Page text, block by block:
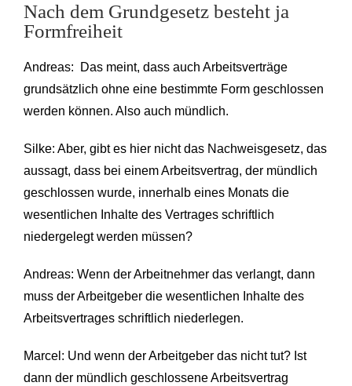
Nach dem Grundgesetz besteht ja
Formfreiheit
Andreas: Das meint, dass auch Arbeitsverträge
grundsätzlich ohne eine bestimmte Form geschlossen
werden können. Also auch mündlich.
Silke: Aber, gibt es hier nicht das Nachweisgesetz, das
aussagt, dass bei einem Arbeitsvertrag, der mündlich
geschlossen wurde, innerhalb eines Monats die
wesentlichen Inhalte des Vertrages schriftlich
niedergelegt werden müssen?
Andreas: Wenn der Arbeitnehmer das verlangt, dann
muss der Arbeitgeber die wesentlichen Inhalte des
Arbeitsvertrages schriftlich niederlegen.
Marcel: Und wenn der Arbeitgeber das nicht tut? Ist
dann der mündlich geschlossene Arbeitsvertrag